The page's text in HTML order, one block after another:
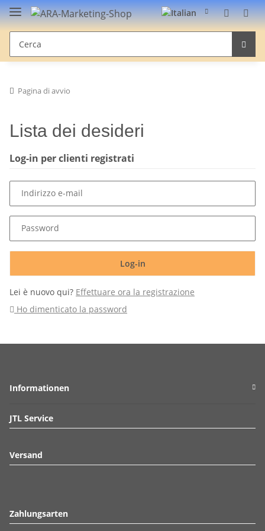
Pagina di avvio
Lista dei desideri
Log-in per clienti registrati
Indirizzo e-mail
Password
Log-in
Lei è nuovo qui? Effettuare ora la registrazione
Ho dimenticato la password
Informationen
JTL Service
Versand
Zahlungsarten